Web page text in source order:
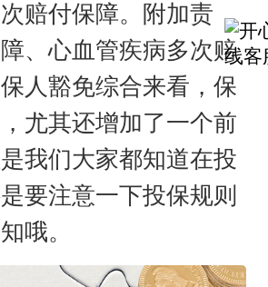
赔付保障。附加责
、心血管疾病多次赔
人豁免综合来看，保
尤其还增加了一个前
我们大家都知道在投
要注意一下投保规则
哦。